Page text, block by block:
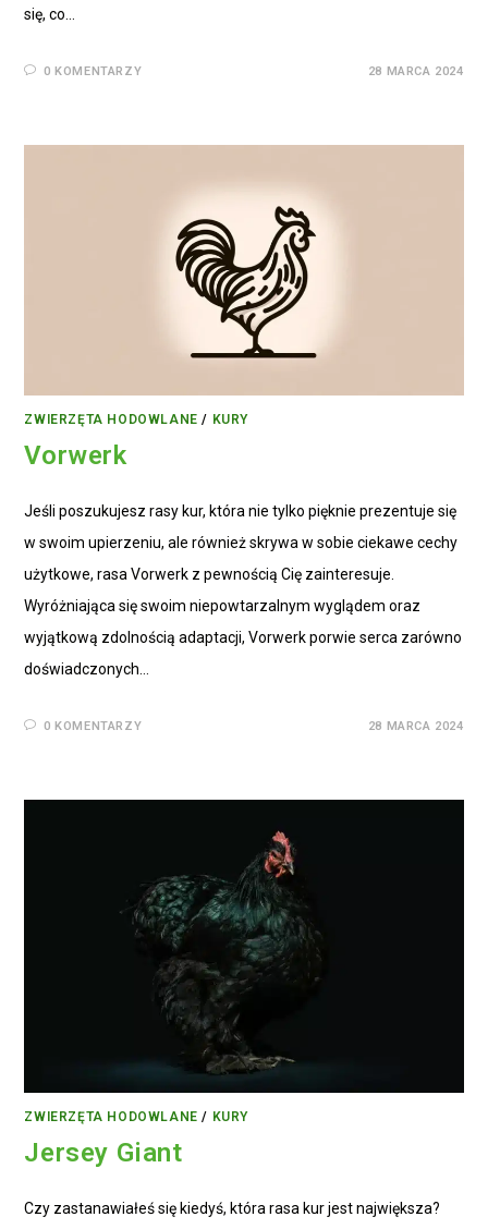
się, co…
0 KOMENTARZY 28 MARCA 2024
ZWIERZĘTA HODOWLANE / KURY
Vorwerk
Jeśli poszukujesz rasy kur, która nie tylko pięknie prezentuje się
w swoim upierzeniu, ale również skrywa w sobie ciekawe cechy
użytkowe, rasa Vorwerk z pewnością Cię zainteresuje.
Wyróżniająca się swoim niepowtarzalnym wyglądem oraz
wyjątkową zdolnością adaptacji, Vorwerk porwie serca zarówno
doświadczonych…
0 KOMENTARZY 28 MARCA 2024
ZWIERZĘTA HODOWLANE / KURY
Jersey Giant
Czy zastanawiałeś się kiedyś, która rasa kur jest największa?